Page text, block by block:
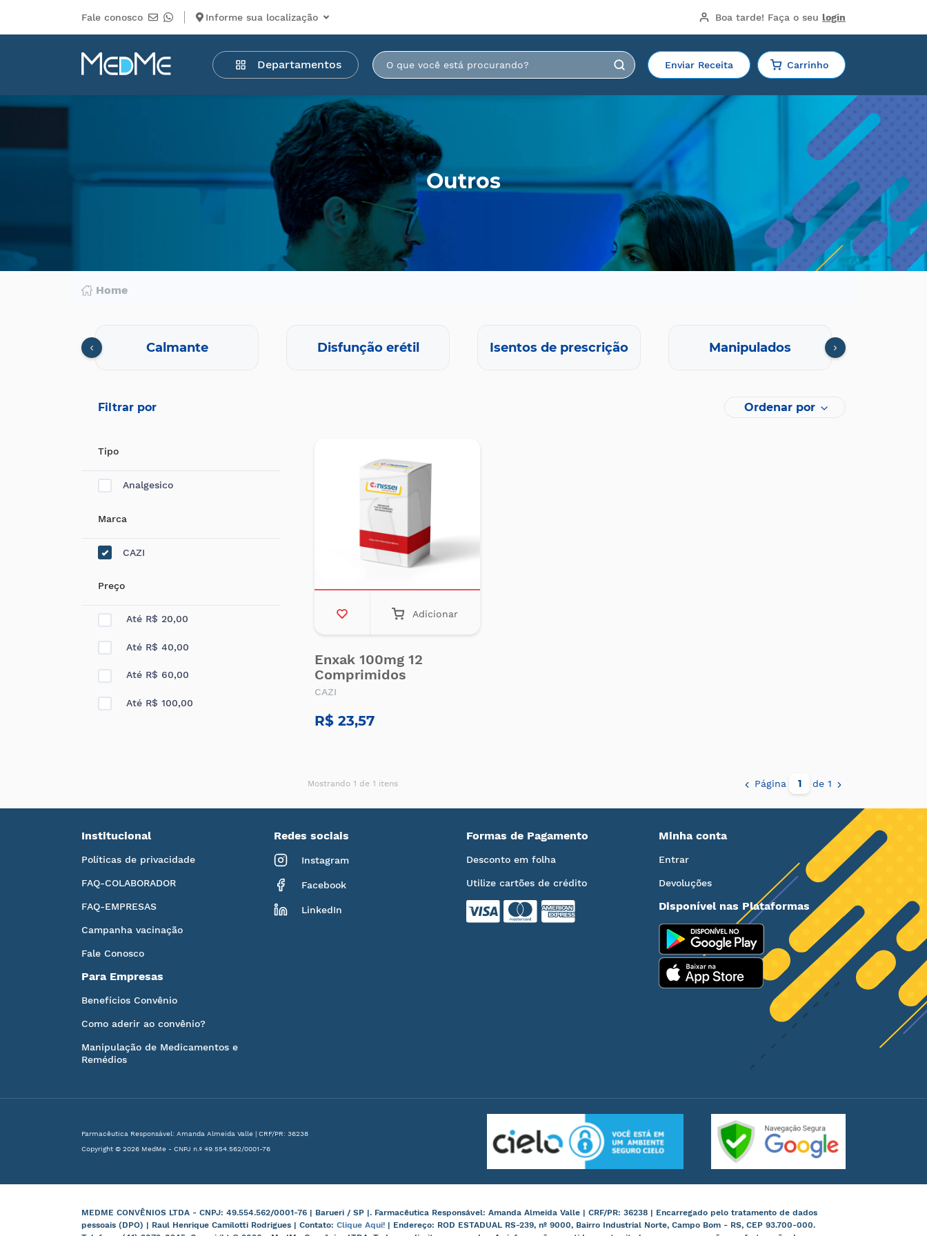
Fale conosco Informe sua localização Boa tarde! Faça o seu login
Departamentos Enviar Receita Carrinho
Departamentos
Medicamentos
Higiene
pessoal
Mercearia
Serviços
Outros
Home
Calmante Disfunção erétil Isentos de prescrição Manipulados
Filtrar por Ordenar por
Tipo
Analgesico
Marca
CAZI
Preço
Até R$ 20,00
Até R$ 40,00
Até R$ 60,00
Até R$ 100,00
Adicionar
Enxak 100mg 12
Comprimidos
CAZI
R$ 23,57
Mostrando 1 de 1 itens Página de 1
Institucional
Políticas de privacidade
FAQ-COLABORADOR
FAQ-EMPRESAS
Campanha vacinação
Fale Conosco
Para Empresas
Benefícios Convênio
Como aderir ao convênio?
Manipulação de Medicamentos e
Remédios
Redes sociais
Instagram
Facebook
LinkedIn
Formas de Pagamento
Desconto em folha
Utilize cartões de crédito
Minha conta
Entrar
Devoluções
Disponível nas Plataformas
Farmacêutica Responsável: Amanda Almeida Valle | CRF/PR: 36238
Copyright © 2026 MedMe - CNPJ n.º 49.554.562/0001-76
MEDME CONVÊNIOS LTDA - CNPJ: 49.554.562/0001-76 | Barueri / SP |. Farmacêutica Responsável: Amanda Almeida Valle | CRF/PR: 36238 | Encarregado pelo tratamento de dados
pessoais (DPO) | Raul Henrique Camilotti Rodrigues | Contato: Clique Aqui! | Endereço: ROD ESTADUAL RS-239, nº 9000, Bairro Industrial Norte, Campo Bom - RS, CEP 93.700-000.